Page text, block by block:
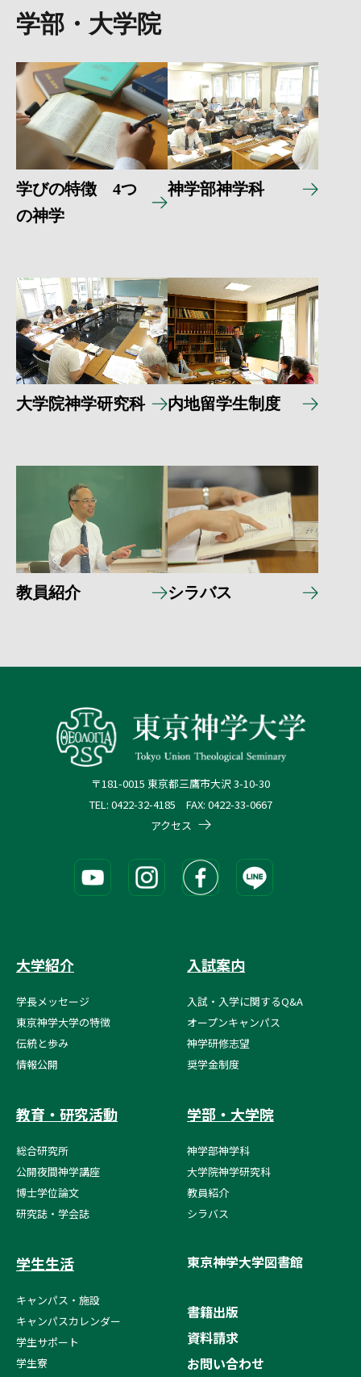
学部・大学院
学びの特徴 4つ
の神学
神学部神学科
大学院神学研究科 内地留学生制度
教員紹介 シラバス
〒181-0015 東京都三鷹市大沢 3-10-30
TEL: 0422-32-4185 FAX: 0422-33-0667
アクセス
大学紹介
学長メッセージ
東京神学大学の特徴
伝統と歩み
情報公開
入試案内
入試・入学に関するQ&A
オープンキャンパス
神学研修志望
奨学金制度
教育・研究活動
総合研究所
公開夜間神学講座
博士学位論文
研究誌・学会誌
学部・大学院
神学部神学科
大学院神学研究科
教員紹介
シラバス
学生生活
キャンパス・施設
キャンパスカレンダー
学生サポート
学生寮
東京神学大学図書館
書籍出版
資料請求
お問い合わせ